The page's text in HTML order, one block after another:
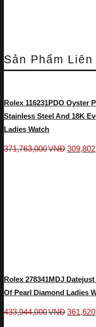
Sản Phẩm Liên
Rolex 116231PDO Oyster
Stainless Steel And 18K
Ladies Watch
371,763,000VNĐ
Rolex 278341MDJ
Of Pearl Diamond Ladies
433,944,000VNĐ